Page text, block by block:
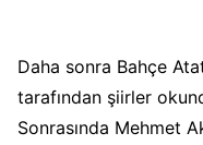
Daha sonra Bahçe
tarafından şiirler
Sonrasında Mehmet